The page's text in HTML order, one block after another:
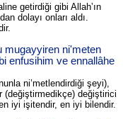
getirdiği gibi Allah’ın
dolayı onları aldı.
mugayyiren ni'meten
enfusihim ve ennallâhe
ni’metlendirdiği şeyi),
(değiştirmedikçe) değiştirici
iyi işitendir, en iyi bilendir.